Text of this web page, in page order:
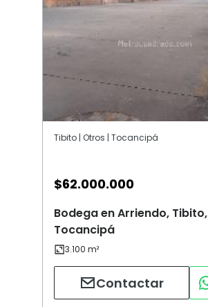
Tibito | Otros | Tocancipá
$62.000.000
Bodega en Arriendo, Tibito,
Tocancipá
Contactar